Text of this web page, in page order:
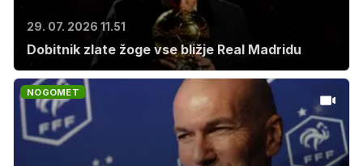
29. 07. 2026 11.51
Dobitnik zlate žoge vse bližje Real Madridu
NOGOMET